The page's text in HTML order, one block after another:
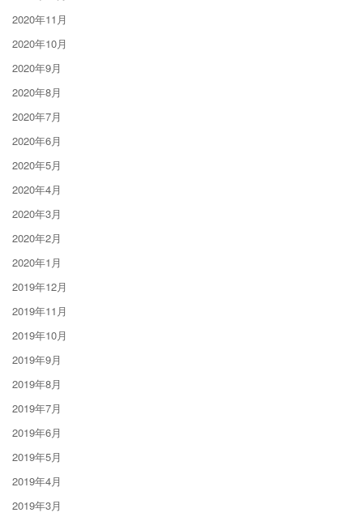
2020年11月
2020年10月
2020年9月
2020年8月
2020年7月
2020年6月
2020年5月
2020年4月
2020年3月
2020年2月
2020年1月
2019年12月
2019年11月
2019年10月
2019年9月
2019年8月
2019年7月
2019年6月
2019年5月
2019年4月
2019年3月